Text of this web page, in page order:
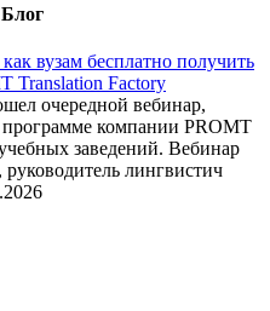
вузам бесплатно получить
Translation Factory
очередной вебинар,
компании PROMT
заведений. Вебинар
лингвистич